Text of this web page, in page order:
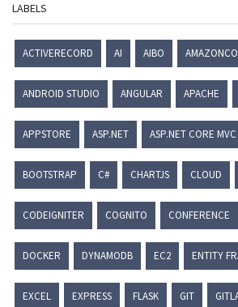
LABELS
ACTIVERECORD AI AIBO
ANDROID STUDIO ANGULAR APACHE
APPSTORE ASP.NET ASP.NET CORE MVC
BOOTSTRAP C# CHARTJS CLOUD
CODEIGNITER COGNITO CONFERENCE
DOCKER DYNAMODB EC2 ENTITY
EXCEL EXPRESS FLASK GIT